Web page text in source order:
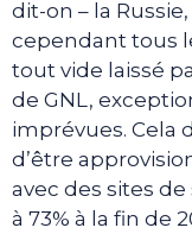
dit-on – la
cependant tous
tout vide laissé
de GNL,
imprévues. Cela
d’être
avec des sites
à 73% à la fin de